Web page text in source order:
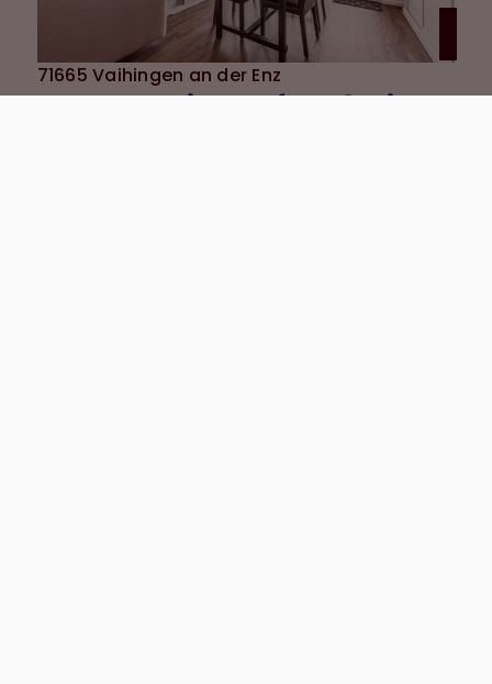
71665 Vaihingen an der Enz
Wohnen mit Komfort: 3-Zimmer-EG-Wohnung mit Terrasse, Garten & 2 TG-Stellplätzen